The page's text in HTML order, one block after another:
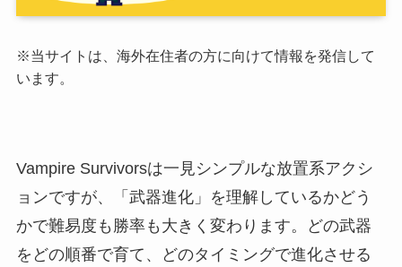
※当サイトは、海外在住者の方に向けて情報を発信して
います。
Vampire Survivorsは一見シンプルな放置系アクシ
ョンですが、「武器進化」を理解しているかどう
かで難易度も勝率も大きく変わります。どの武器
をどの順番で育て、どのタイミングで進化させる